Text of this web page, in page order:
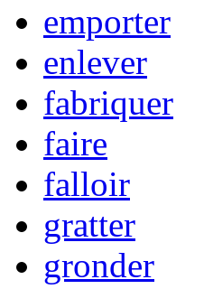
emporter
enlever
fabriquer
faire
falloir
gratter
gronder